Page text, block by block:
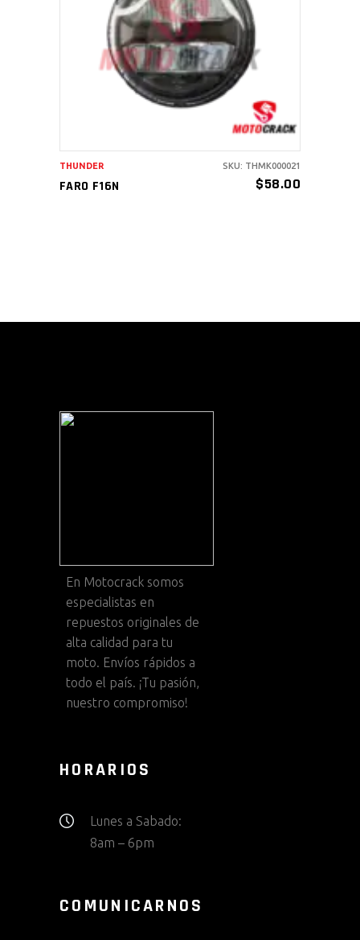
AÑADIR AL CARRITO
FARO F16N $58.00
THUNDER SKU: THMK000021
En Motocrack somos
especialistas en
repuestos originales de
alta calidad para tu
moto. Envíos rápidos a
todo el país. ¡Tu pasión,
nuestro compromiso!
HORARIOS
Lunes a Sabado:
8am – 6pm
COMUNICARNOS